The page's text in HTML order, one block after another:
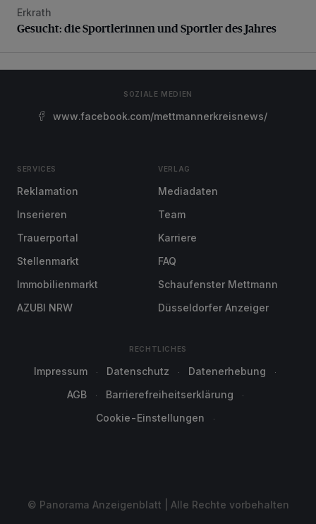
Gesucht: die Sportlerinnen und Sportler des Jahres
Erkrath
Gesucht: die Sportlerinnen und Sportler des Jahres
SOZIALE MEDIEN
www.facebook.com/mettmannerkreisnews/
SERVICES
Reklamation
Inserieren
Trauerportal
Stellenmarkt
Immobilienmarkt
AZUBI NRW
VERLAG
Mediadaten
Team
Karriere
FAQ
Schaufenster Mettmann
Düsseldorfer Anzeiger
RECHTLICHES
Impressum Datenschutz
Datenerhebung
AGB
Barrierefreiheitserklärung
Cookie-Einstellungen
© Panorama Anzeigenblatt | Alle Rechte vorbehalten